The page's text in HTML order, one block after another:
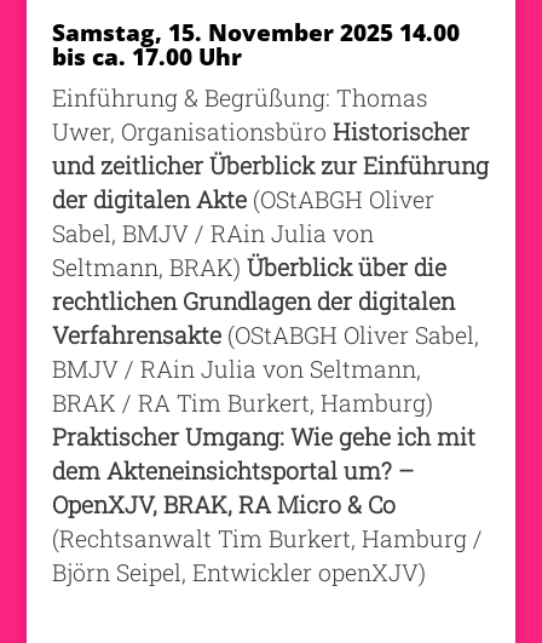
Samstag, 15. November 2025 14.00
bis ca. 17.00 Uhr
Einführung & Begrüßung: Thomas
Uwer, Organisationsbüro Historischer
und zeitlicher Überblick zur Einführung
der digitalen Akte(OStABGH Oliver
Sabel, BMJV / RAin Julia von
Seltmann, BRAK) Überblick über die
rechtlichen Grundlagen der digitalen
Verfahrensakte(OStABGH Oliver Sabel,
BMJV / RAin Julia von Seltmann,
BRAK / RA Tim Burkert, Hamburg)
Praktischer Umgang: Wie gehe ich mit
dem Akteneinsichtsportal um? –
OpenXJV, BRAK, RA Micro & Co
(Rechtsanwalt Tim Burkert, Hamburg /
Björn Seipel, Entwickler openXJV)